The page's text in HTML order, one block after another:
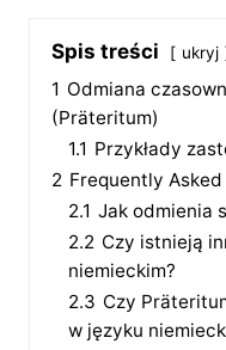
Spis treści ukryj
1 Odmiana
(Präteritum)
1.1 Przykłady
2 Frequently Asked
2.1 Jak odmienia
2.2 Czy istnieją
niemieckim?
2.3 Czy
w języku